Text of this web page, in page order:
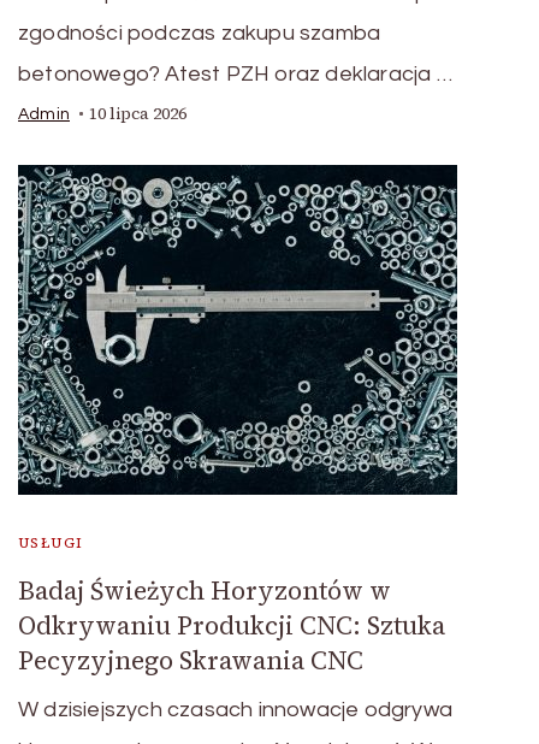
zgodności podczas zakupu szamba
betonowego? Atest PZH oraz deklaracja …
Admin 10 lipca 2026
USŁUGI
Badaj Świeżych Horyzontów w
Odkrywaniu Produkcji CNC: Sztuka
Pecyzyjnego Skrawania CNC
W dzisiejszych czasach innowacje odgrywa